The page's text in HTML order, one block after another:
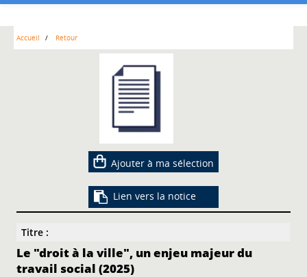
Accueil Retour
Ajouter à ma sélection
Lien vers la notice
Titre :
Le "droit à la ville", un enjeu majeur du
travail social (2025)